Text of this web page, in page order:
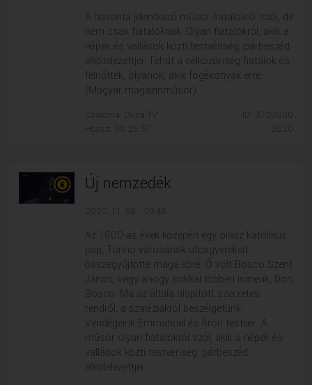
A havonta jelentkező műsor fiatalokról szól, de
nem csak fiataloknak. Olyan fiatalokról, akik a
népek és vallások közti testvériség, párbeszéd
elkötelezettjei. Tehát a célközönség fiatalok és
felnőttek, olyanok, akik fogékonyak erre.
(Magyar magazinműsor)
Csatorna: Duna TV
Hossz: 00:25:57
ID: 3720300
Új nemzedék
2020. 11. 08. - 09:48
Az 1800-as évek közepén egy olasz katolikus
pap, Torino városának utcagyerekeit
összegyűjtötte maga köré. Ő volt Bosco Szent
János, vagy ahogy sokkal többen ismerik, Don
Bosco. Ma az általa alapított szerzetes
rendről, a szaléziakról beszélgetünk.
Vendégeink Emmanuel és Áron testvér. A
műsor olyan fiatalokról szól, akik a népek és
vallások közti testvériség, párbeszéd
elkötelezettjei....